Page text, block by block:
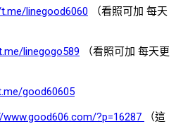
linegood6060 （看照可加 每天
linegogo589 （看照可加 每天更
good60605
?p=16287
（這